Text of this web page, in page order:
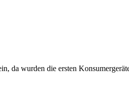
da wurden die ersten